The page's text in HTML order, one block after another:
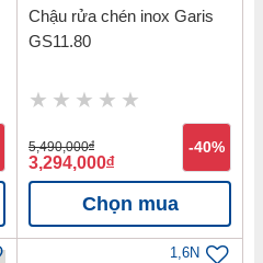
Chậu rửa chén inox Garis
GS11.80
5,490,000đ
3,294,000đ
-40%
Chọn mua
1,6N